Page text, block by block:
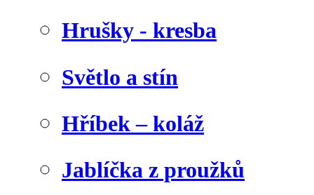
Hrušky - kresba
Světlo a stín
Hříbek – koláž
Jablíčka z proužků